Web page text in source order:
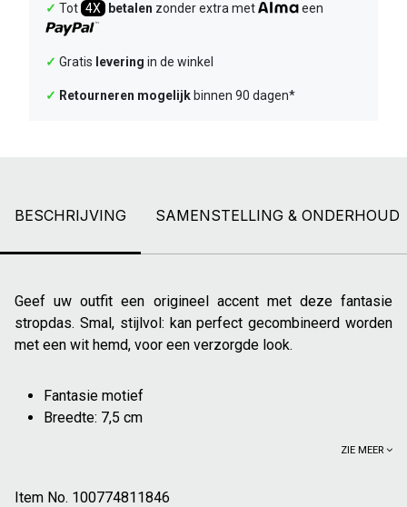
✓ Tot 4X betalen zonder extra met een
✓ Gratis levering in de winkel
✓ Retourneren mogelijk binnen 90 dagen*
BESCHRIJVING SAMENSTELLING & ONDERHOUD
Geef uw outfit een origineel accent met deze fantasie
stropdas. Smal, stijlvol: kan perfect gecombineerd worden
met een wit hemd, voor een verzorgde look.
Fantasie motief
Breedte: 7,5 cm
ZIE MEER
Item No. 100774811846